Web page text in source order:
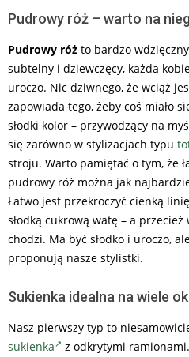
Pudrowy róż – warto na
Pudrowy róż to bardzo
subtelny i dziewczęcy, każda
uroczo. Nic dziwnego, że wciąż
zapowiada tego, żeby coś miało
słodki kolor – przywodzący na
się zarówno w stylizacjach typu
stroju. Warto pamiętać o tym, że
pudrowy róż można jak
Łatwo jest przekroczyć cienką
słodką cukrową watę – a
chodzi. Ma być słodko i uroczo,
proponują nasze stylistki.
Sukienka idealna na wiele
Nasz pierwszy typ to
sukienka
z odkrytymi